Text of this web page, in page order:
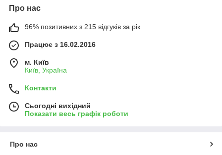
Про нас
96% позитивних з 215 відгуків за рік
Працює з 16.02.2016
м. Київ
Київ, Україна
Контакти
Сьогодні вихідний
Показати весь графік роботи
Про нас